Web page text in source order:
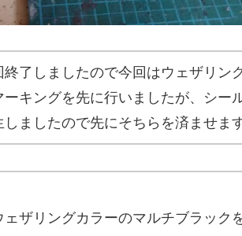
了しましたので今回はウェザリン
キングを先に行いましたが、シー
ましたので先にそちらを済ませます
ザリングカラーのマルチブラック